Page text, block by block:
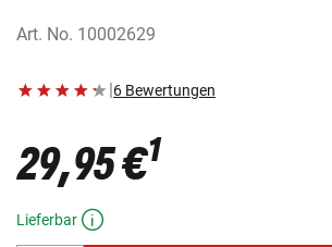
Art. No. 10002629
|6 Bewertungen
29,95 €1
Lieferbar